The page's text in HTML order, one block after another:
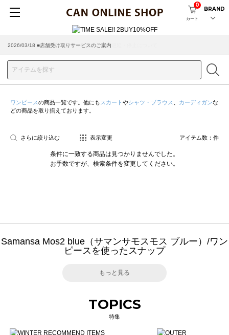
カート
0
BRAND
2026/03/18 ■店舗受け取りサービスのご案内
ワンピースの商品一覧です。他にも スカート やシャツ・ブラウス カーディガンな
どの商品を取り揃えております。
さらに絞り込む 表示変更 アイテム数： 件
条件に一致する商品は見つかりませんでした。
お手数ですが、検索条件を変更してください。
Samansa Mos2 blue（サマンサモスモス ブルー）/ワン
ピースを使ったスナップ
もっと見る
TOPICS
特集